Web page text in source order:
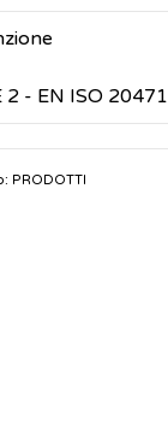
2 - EN ISO 20471
PRODOTTI